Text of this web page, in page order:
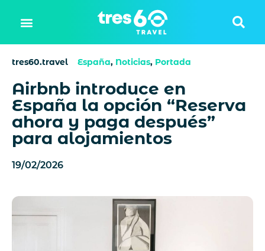
tres60.travel España, Noticias, Portada
Airbnb introduce en
España la opción “Reserva
ahora y paga después”
para alojamientos
19/02/2026